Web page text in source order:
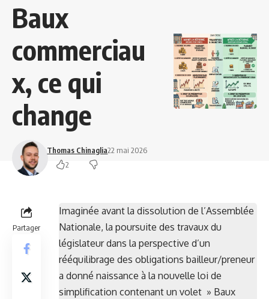
Baux
commerciau
x, ce qui
change
Thomas Chinaglia22 mai 2026
2
Partager
Imaginée avant la dissolution de l’Assemblée
Nationale, la poursuite des travaux du
législateur dans la perspective d’un
rééquilibrage des obligations bailleur/preneur
a donné naissance à la nouvelle loi de
simplification contenant un volet » Baux